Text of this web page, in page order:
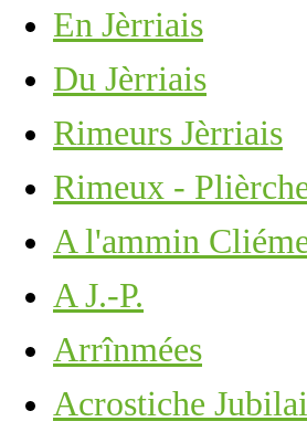
En Jèrriais
Du Jèrriais
Rimeurs Jèrriais
Rimeux -
A l'ammin
A J.-P.
Arrînmées
Acrostiche